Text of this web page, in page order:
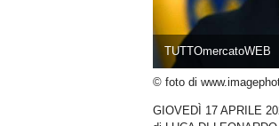
TUTTOmercatoWEB
© foto di
GIOVEDÌ 17 APRILE